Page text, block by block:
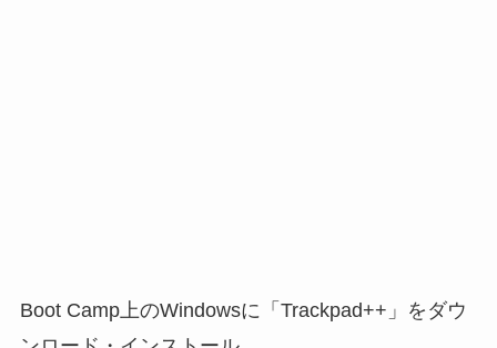
Boot Camp上のWindowsに「Trackpad++」をダウ